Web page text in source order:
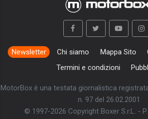
Newsletter Chi siamo Mappa Sito
Termini e condizioni
MotorBox è una testata giornalistica
n. 97 del 26.02.2001
© 1997-2026 Copyright Boxer S.r.L. -